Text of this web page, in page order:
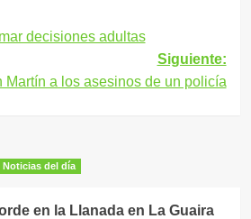
decisiones adultas
Siguiente:
Martín a los asesinos de un policía
Noticias del día
en la Llanada en La Guaira